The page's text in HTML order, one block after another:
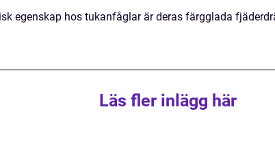
egenskap hos tukanfåglar är deras färgglada
Läs fler inlägg här